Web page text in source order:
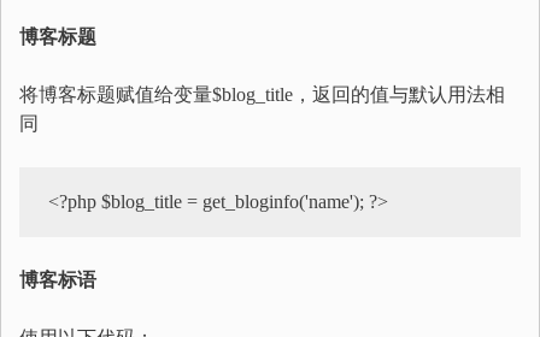
博客标题
将博客标题赋值给变量$blog_title，返回的值与默认用法相
同
博客标语